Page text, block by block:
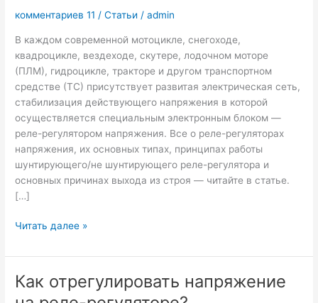
комментариев 11 /Статьи /admin
В каждом современной мотоцикле, снегоходе,
квадроцикле, вездеходе, скутере, лодочном моторе
(ПЛМ), гидроцикле, тракторе и другом транспортном
средстве (ТС) присутствует развитая электрическая сеть,
стабилизация действующего напряжения в которой
осуществляется специальным электронным блоком —
реле-регулятором напряжения. Все о реле-регуляторах
напряжения, их основных типах, принципах работы
шунтирующего/не шунтирующего реле-регулятора и
основных причинах выхода из строя — читайте в статье.
[…]
Что
реле-
регулятор
напряжения?
Читать далее »
Как отрегулировать напряжение